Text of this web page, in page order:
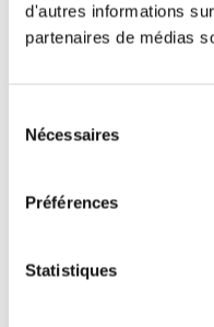
d'autres informations
partenaires de médias
Nécessaires
Préférences
Statistiques
Tu la
Vous
Elle